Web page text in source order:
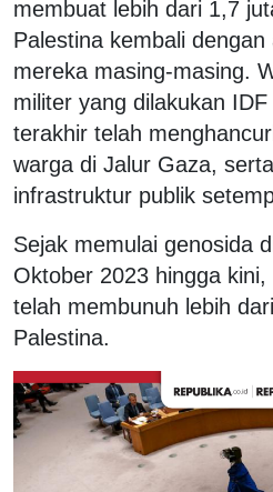
membuat lebih dari 1,7
Palestina kembali
mereka masing-masing.
militer yang dilakukan
terakhir telah
warga di Jalur Gaza,
infrastruktur publik
Sejak memulai genosida
Oktober 2023 hingga
telah membunuh lebih
Palestina.